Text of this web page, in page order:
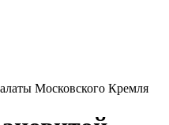
Московского Кремля